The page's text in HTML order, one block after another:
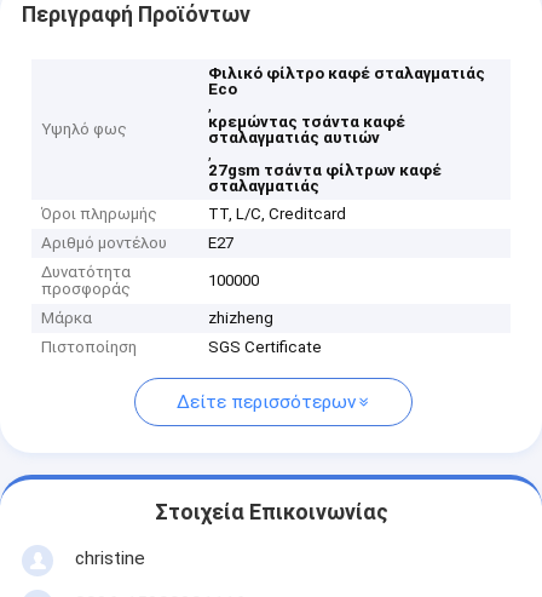
Περιγραφή Προϊόντων
Υψηλό φως
Φιλικό φίλτρο καφέ σταλαγματιάς
Eco
,
κρεμώντας τσάντα καφέ
σταλαγματιάς αυτιών
,
27gsm τσάντα φίλτρων καφέ
σταλαγματιάς
Όροι πληρωμής
TT, L/C, Creditcard
Αριθμό μοντέλου
E27
Δυνατότητα
προσφοράς
100000
Μάρκα
zhizheng
Πιστοποίηση
SGS Certificate
Δείτε περισσότερων
Στοιχεία Επικοινωνίας
christine